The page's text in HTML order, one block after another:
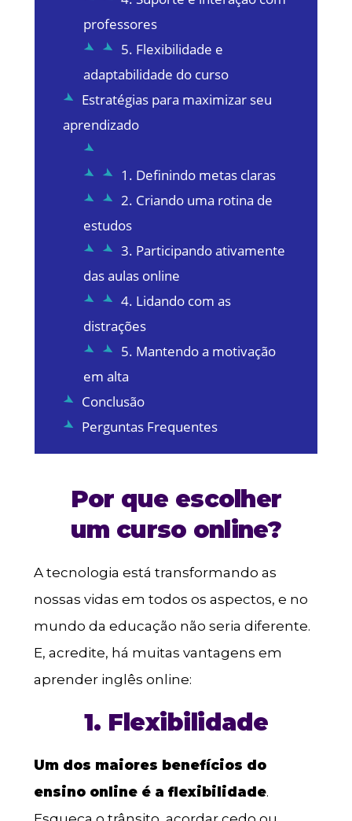
professores
5. Flexibilidade e
adaptabilidade do curso
Estratégias para maximizar seu
aprendizado
1. Definindo metas claras
2. Criando uma rotina de
estudos
3. Participando ativamente
das aulas online
4. Lidando com as
distrações
5. Mantendo a motivação
em alta
Conclusão
Perguntas Frequentes
Por que escolher
um curso online?
A tecnologia está transformando as
nossas vidas em todos os aspectos, e no
mundo da educação não seria diferente.
E, acredite, há muitas vantagens em
aprender inglês online:
1. Flexibilidade
Um dos maiores benefícios do
ensino online é a flexibilidade.